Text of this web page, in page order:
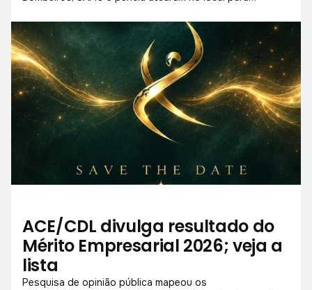
ACE/CDL divulga resultado do
Mérito Empresarial 2026; veja a
lista
Pesquisa de opinião pública mapeou os